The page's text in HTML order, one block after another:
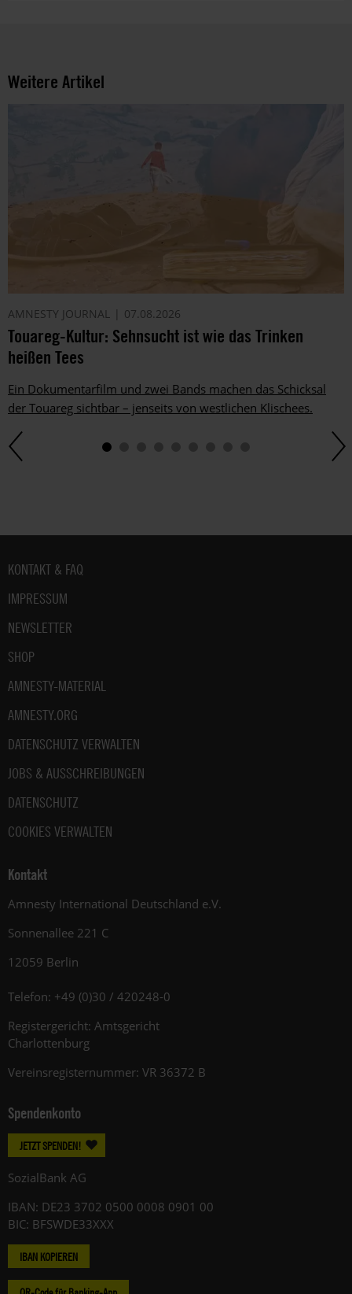
Weitere Artikel
AMNESTY JOURNAL 07.08.2026
Touareg-Kultur: Sehnsucht ist wie das Trinken
heißen Tees
Ein Dokumentarfilm und zwei Bands machen das Schicksal
der Touareg sichtbar – jenseits von westlichen Klischees.
Fußbereich
KONTAKT & FAQ
IMPRESSUM
NEWSLETTER
SHOP
AMNESTY-MATERIAL
AMNESTY.ORG
DATENSCHUTZ VERWALTEN
JOBS & AUSSCHREIBUNGEN
DATENSCHUTZ
COOKIES VERWALTEN
Kontakt
Amnesty International Deutschland e.V.
Sonnenallee 221 C
12059 Berlin
Telefon: +49 (0)30 / 420248-0
Registergericht: Amtsgericht
Charlottenburg
Vereinsregisternummer: VR 36372 B
Spendenkonto
JETZT SPENDEN!
SozialBank AG
IBAN: DE23 3702 0500 0008 0901 00
BIC: BFSWDE33XXX
IBAN KOPIEREN